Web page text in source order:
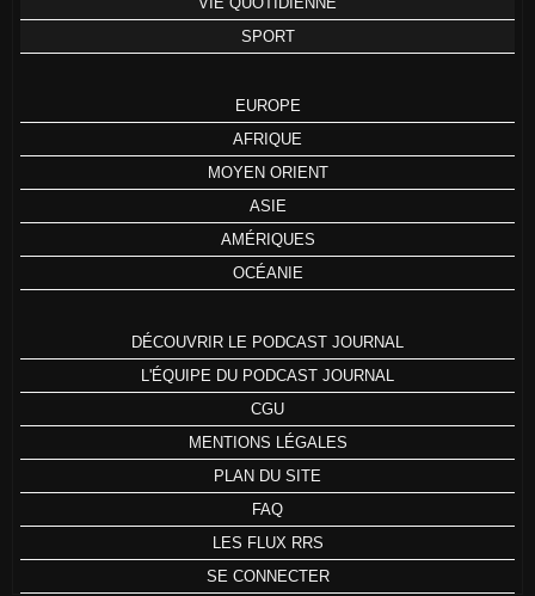
SPORT
EUROPE
AFRIQUE
MOYEN ORIENT
ASIE
AMÉRIQUES
OCÉANIE
DÉCOUVRIR LE PODCAST JOURNAL
L'ÉQUIPE DU PODCAST JOURNAL
CGU
MENTIONS LÉGALES
PLAN DU SITE
FAQ
LES FLUX RRS
SE CONNECTER